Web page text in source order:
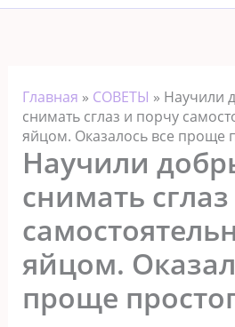
Главная » СОВЕТЫ » Научили
снимать сглаз и порчу
яйцом. Оказалось все проще
Научили
снимать
яйцом.
проще